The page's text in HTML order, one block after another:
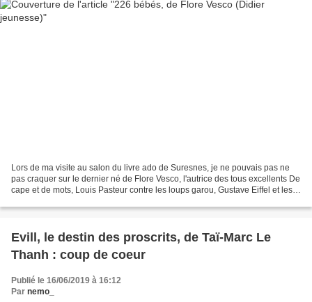
Lors de ma visite au salon du livre ado de Suresnes, je ne pouvais pas ne
pas craquer sur le dernier né de Flore Vesco, l'autrice des tous excellents De
cape et de mots, Louis Pasteur contre les loups garou, Gustave Eiffel et les
Evill, le destin des proscrits, de Taï-Marc Le
Thanh : coup de coeur
Publié le 16/06/2019 à 16:12
Par nemo_